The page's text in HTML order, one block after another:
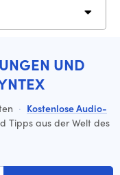
UND
· Kostenlose Audio-
Tipps aus der Welt des